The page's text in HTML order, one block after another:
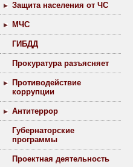
Защита населения от ЧС
МЧС
ГИБДД
Прокуратура разъясняет
Противодействие
коррупции
Антитеррор
Губернаторские
программы
Проектная деятельность